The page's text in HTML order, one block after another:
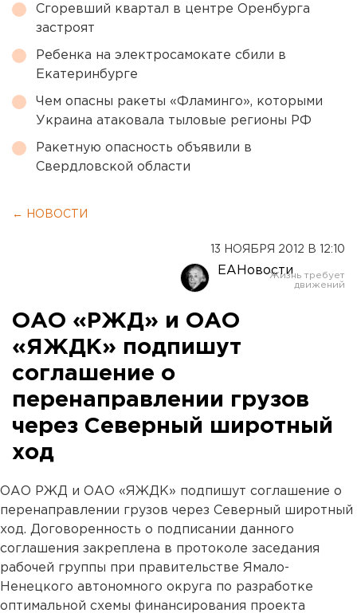
Сгоревший квартал в центре Оренбурга
застроят
Ребенка на электросамокате сбили в
Екатеринбурге
Чем опасны ракеты «Фламинго», которыми
Украина атаковала тыловые регионы РФ
Ракетную опасность объявили в
Свердловской области
← НОВОСТИ
13 НОЯБРЯ 2012 В 12:10
ЕАНовости
ОАО «РЖД» и ОАО
«ЯЖДК» подпишут
соглашение о
перенаправлении грузов
через Северный широтный
ход
ОАО РЖД и ОАО «ЯЖДК» подпишут соглашение о
перенаправлении грузов через Северный широтный
ход. Договоренность о подписании данного
соглашения закреплена в протоколе заседания
рабочей группы при правительстве Ямало-
Ненецкого автономного округа по разработке
оптимальной схемы финансирования проекта